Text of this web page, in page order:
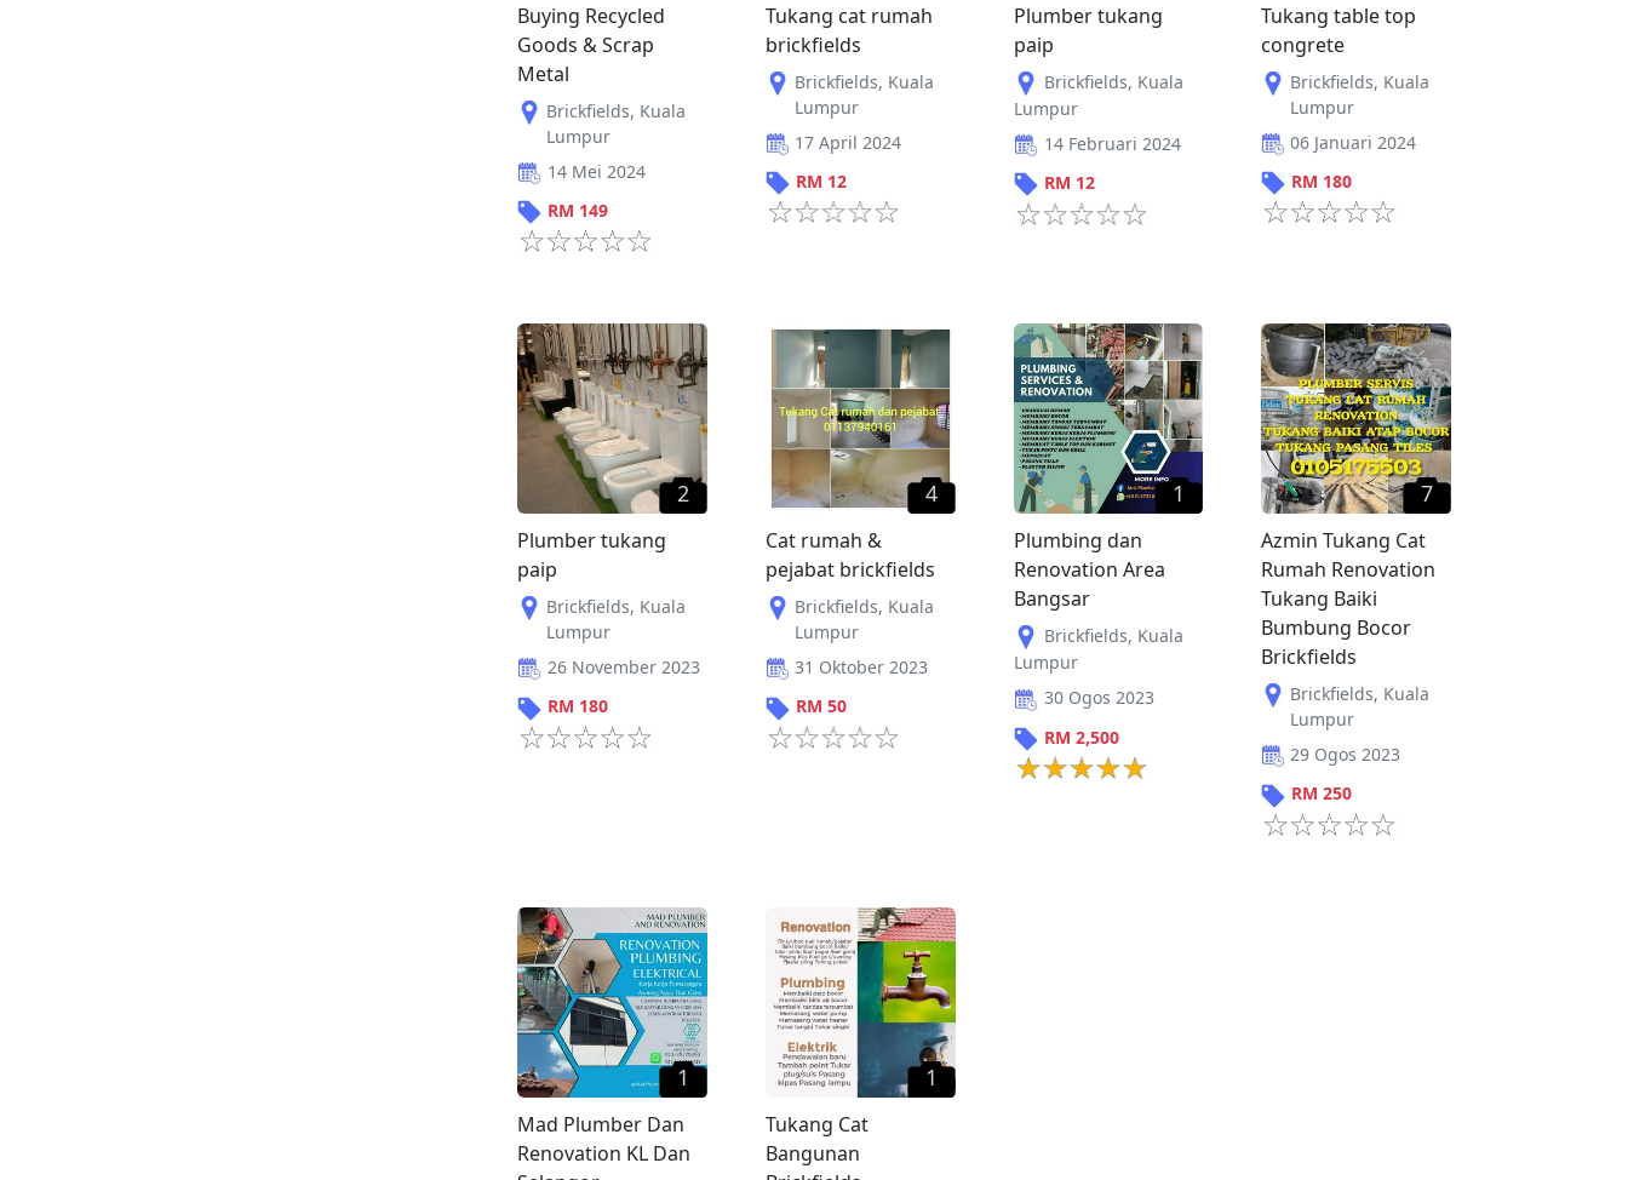
Buying Recycled
Goods & Scrap
Metal
Brickfields, Kuala
Lumpur
14 Mei 2024
RM 149
Tukang cat rumah
brickfields
Brickfields, Kuala
Lumpur
17 April 2024
RM 12
Plumber tukang
paip
Brickfields, Kuala
Lumpur
14 Februari 2024
RM 12
Tukang table top
congrete
Brickfields, Kuala
Lumpur
06 Januari 2024
RM 180
2
Plumber tukang
paip
Brickfields, Kuala
Lumpur
26 November 2023
RM 180
4
Cat rumah &
pejabat brickfields
Brickfields, Kuala
Lumpur
31 Oktober 2023
RM 50
1
Plumbing dan
Renovation Area
Bangsar
Brickfields, Kuala
Lumpur
30 Ogos 2023
RM 2,500
7
Azmin Tukang Cat
Rumah Renovation
Tukang Baiki
Bumbung Bocor
Brickfields
Brickfields, Kuala
Lumpur
29 Ogos 2023
RM 250
1
Mad Plumber Dan
Renovation KL Dan
1
Tukang Cat
Bangunan